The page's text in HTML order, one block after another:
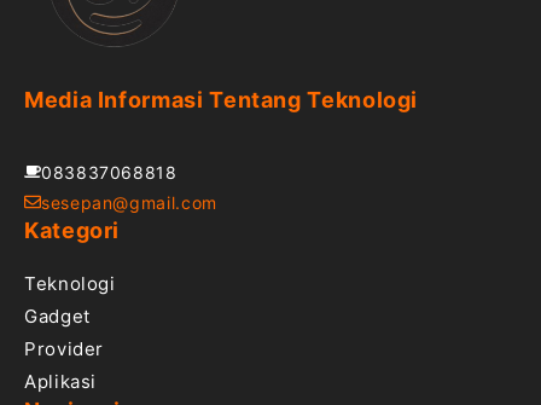
Media Informasi Tentang Teknologi
083837068818
sesepan@gmail.com
Kategori
Teknologi
Gadget
Provider
Aplikasi